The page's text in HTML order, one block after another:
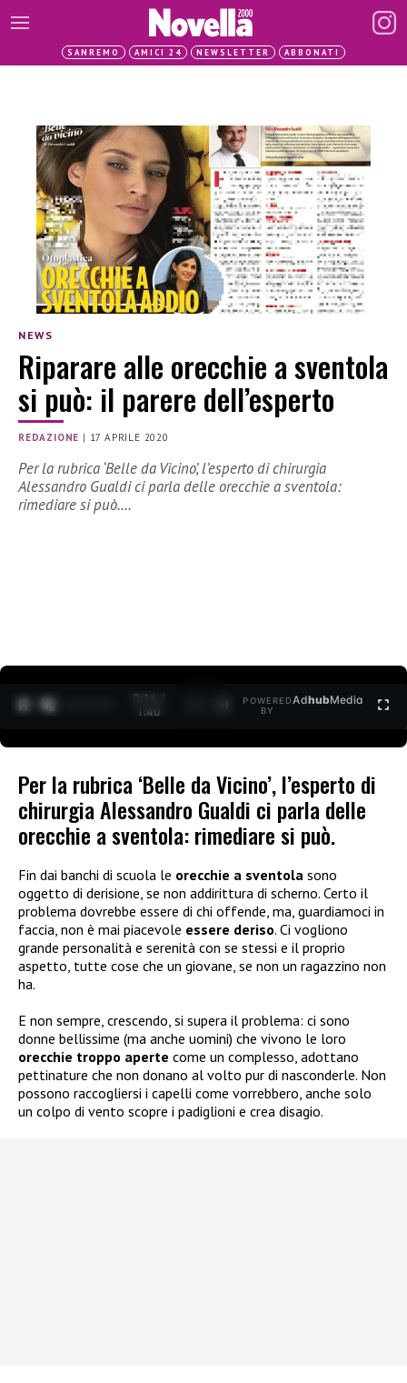
SANREMO AMICI 24 NEWSLETTER ABBONATI
NEWS
Riparare alle orecchie a sventola
si può: il parere dell’esperto
REDAZIONE | 17 APRILE 2020
Per la rubrica ‘Belle da Vicino’, l’esperto di chirurgia
Alessandro Gualdi ci parla delle orecchie a sventola:
rimediare si può.…
0:15 /
1:40
POWERED
BY
AdhubMedia
Per la rubrica ‘Belle da Vicino’, l’esperto di
chirurgia Alessandro Gualdi ci parla delle
orecchie a sventola: rimediare si può.
Fin dai banchi di scuola le orecchie a sventola sono
oggetto di derisione, se non addirittura di scherno. Certo il
problema dovrebbe essere di chi offende, ma, guardiamoci in
faccia, non è mai piacevole essere deriso. Ci vogliono
grande personalità e serenità con se stessi e il proprio
aspetto, tutte cose che un giovane, se non un ragazzino non
ha.
E non sempre, crescendo, si supera il problema: ci sono
donne bellissime (ma anche uomini) che vivono le loro
orecchie troppo aperte come un complesso, adottano
pettinature che non donano al volto pur di nasconderle. Non
possono raccogliersi i capelli come vorrebbero, anche solo
un colpo di vento scopre i padiglioni e crea disagio.